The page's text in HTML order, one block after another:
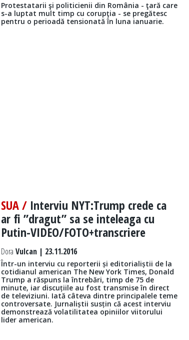
Protestatarii şi politicienii din România - ţară care
s-a luptat mult timp cu corupţia - se pregătesc
pentru o perioadă tensionată în luna ianuarie.
SUA / Interviu NYT:Trump crede ca
ar fi ”dragut” sa se inteleaga cu
Putin-VIDEO/FOTO+transcriere
Dora Vulcan | 23.11.2016
Într-un interviu cu reporterii și editorialiștii de la
cotidianul american The New York Times, Donald
Trump a răspuns la întrebări, timp de 75 de
minute, iar discuțiile au fost transmise în direct
de televiziuni. Iată câteva dintre principalele teme
controversate. Jurnaliștii susțin că acest interviu
demonstrează volatilitatea opiniilor viitorului
lider american.